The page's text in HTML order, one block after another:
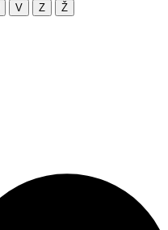
V Z Ž